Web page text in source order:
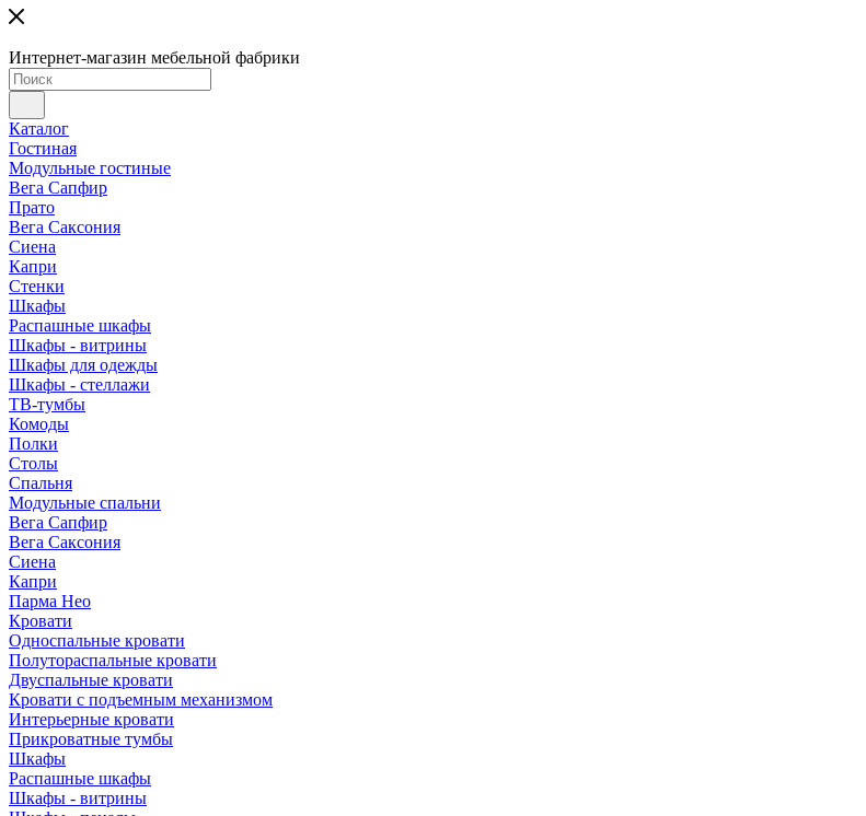
Интернет-магазин мебельной фабрики
Каталог
Гостиная
Модульные гостиные
Вега Сапфир
Прато
Вега Саксония
Сиена
Капри
Стенки
Шкафы
Распашные шкафы
Шкафы - витрины
Шкафы для одежды
Шкафы - стеллажи
ТВ-тумбы
Комоды
Полки
Столы
Спальня
Модульные спальни
Вега Сапфир
Вега Саксония
Сиена
Капри
Парма Нео
Кровати
Односпальные кровати
Полутораспальные кровати
Двуспальные кровати
Кровати с подъемным механизмом
Интерьерные кровати
Прикроватные тумбы
Шкафы
Распашные шкафы
Шкафы - витрины